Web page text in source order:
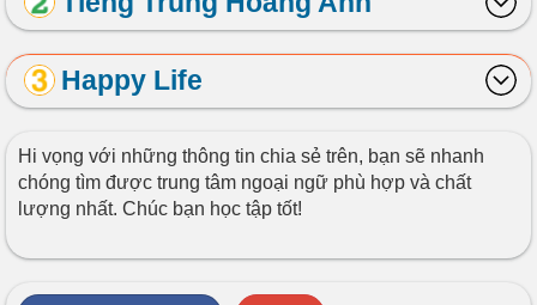
Happy Life
Hi vọng với những thông tin chia sẻ trên, bạn sẽ nhanh
chóng tìm được trung tâm ngoại ngữ phù hợp và chất
lượng nhất. Chúc bạn học tập tốt!